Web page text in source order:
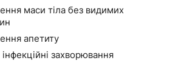
маси тіла без видимих
апетиту
інфекційні захворювання